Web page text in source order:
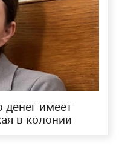
имеет
в колонии